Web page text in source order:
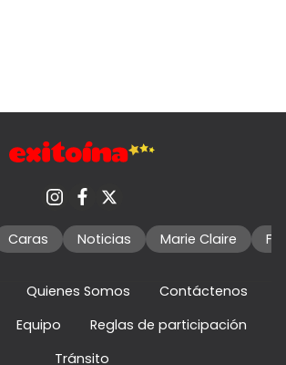
Caras Noticias Marie Claire
Quienes Somos
Contáctenos
Equipo
Reglas de participación
Tránsito